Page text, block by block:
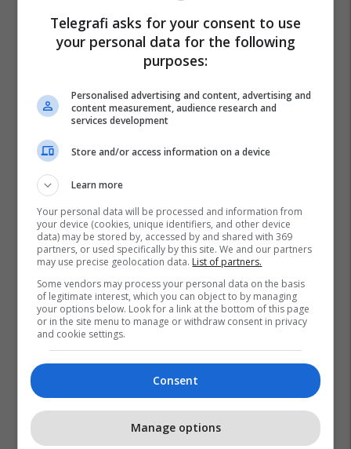
Klinika E Ortopedisë Aparat
Mikroskopik
Ministria E Shendetesise
Qeveria E Kosoves Qkuk
Telegrafi asks for your consent to use
your personal data for the following
purposes:
Personalised advertising and content, advertising and
content measurement, audience research and
services development
Store and/or access information on a device
Learn more
Your personal data will be processed and information from
your device (cookies, unique identifiers, and other device
data) may be stored by, accessed by and shared with 369
partners, or used specifically by this site. We and our partners
may use precise geolocation data. List of partners.
Some vendors may process your personal data on the basis
of legitimate interest, which you can object to by managing
your options below. Look for a link at the bottom of this page
or in the site menu to manage or withdraw consent in privacy
and cookie settings.
Consent
Manage options